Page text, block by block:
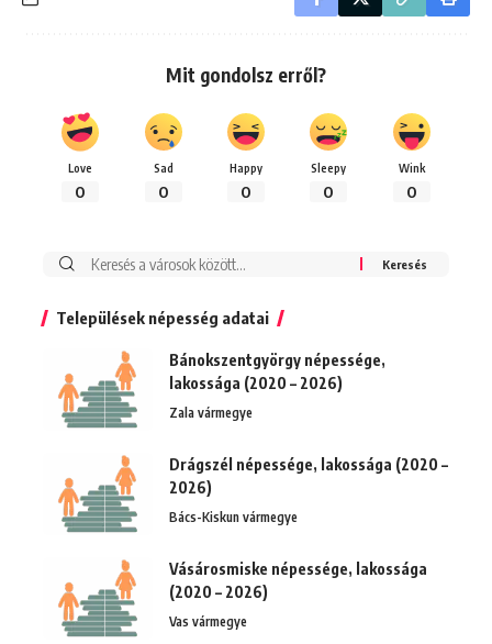
Mit gondolsz erről?
Love
0
Sad
0
Happy
0
Sleepy
0
Wink
0
Keresés:
Települések népesség adatai
Bánokszentgyörgy népessége,
lakossága (2020 – 2026)
Zala vármegye
Drágszél népessége, lakossága (2020 –
2026)
Bács-Kiskun vármegye
Vásárosmiske népessége, lakossága
(2020 – 2026)
Vas vármegye